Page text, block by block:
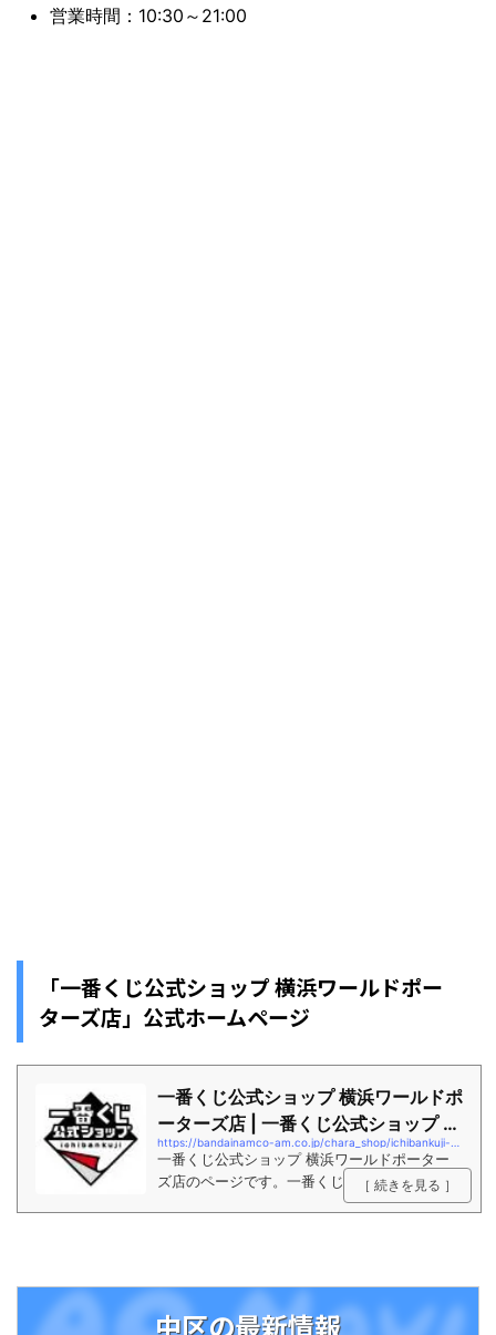
営業時間：10:30～21:00
「一番くじ公式ショップ 横浜ワールドポー
ターズ店」公式ホームページ
一番くじ公式ショップ 横浜ワールドポ
ーターズ店 | 一番くじ公式ショップ |
イベン...
一番くじ公式ショップ 横浜ワールドポーター
ズ店のページです。一番くじの取り扱い商品
や、ニュース、在庫情報を発信しています。
［ 続きを見る ］
中区の最新情報